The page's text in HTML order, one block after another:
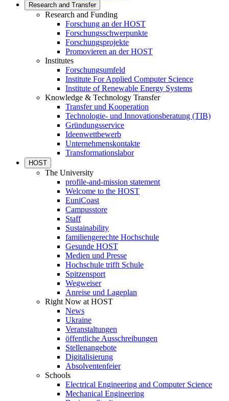
Research and Transfer
Research and Funding
Forschung an der HOST
Forschungsschwerpunkte
Forschungsprojekte
Promovieren an der HOST
Institutes
Forschungsumfeld
Institute For Applied Computer Science
Institute of Renewable Energy Systems
Knowledge & Technology Transfer
Transfer und Kooperation
Technologie- und Innovationsberatung (TIB)
Gründungsservice
Ideenwettbewerb
Unternehmenskontakte
Transformationslabor
HOST
The University
profile-and-mission statement
Welcome to the HOST
EuniCoast
Campusstore
Staff
Sustainability
familiengerechte Hochschule
Gesunde HOST
Medien und Presse
Hochschule trifft Schule
Spitzensport
Wegweiser
Anreise und Lageplan
Right Now at HOST
News
Ukraine
Veranstaltungen
öffentliche Ausschreibungen
Stellenangebote
Digitalisierung
Absolventenfeier
Schools
Electrical Engineering and Computer Science
Mechanical Engineering